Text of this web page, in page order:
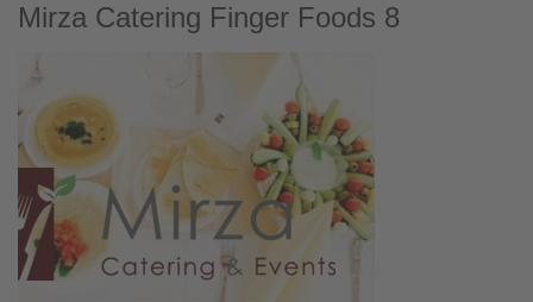
Mirza Catering Finger Foods 8